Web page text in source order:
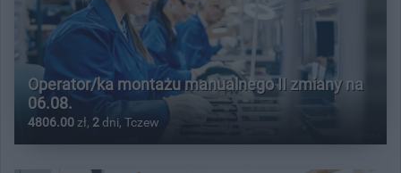
Operator/ka montażu manualnego II zmiany na
06.08.
4806.00 zł, 2 dni, Tczew